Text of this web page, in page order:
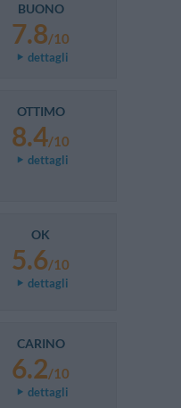
BUONO
7.8/10
dettagli
OTTIMO
8.4/10
dettagli
OK
5.6/10
dettagli
CARINO
6.2/10
dettagli